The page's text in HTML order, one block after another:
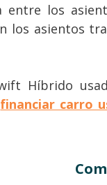
entre los
los asientos
Híbrido
financiar carro